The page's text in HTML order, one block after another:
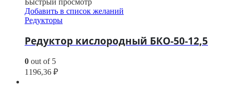
Добавить в список желаний
Редукторы
Редуктор кислородный БКО-50-12,5
0 out of 5
1196,36 ₽